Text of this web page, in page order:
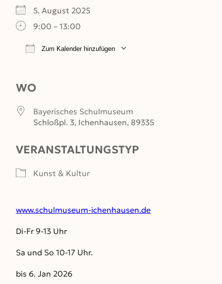
5. August 2025
9:00 – 13:00
Zum Kalender hinzufügen
WO
Bayerisches Schulmuseum
Schloßpl. 3, Ichenhausen, 89335
VERANSTALTUNGSTYP
Kunst & Kultur
www.schulmuseum-ichenhausen.de
Di-Fr 9-13 Uhr
Sa und So 10-17 Uhr.
bis 6. Jan 2026